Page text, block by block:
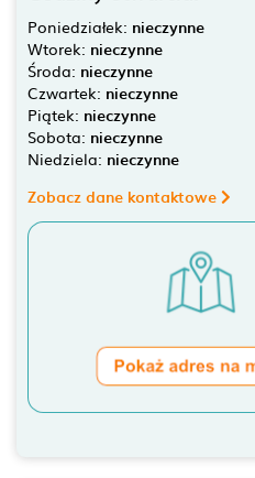
Poniedziałek: nieczynne
Wtorek: nieczynne
Środa: nieczynne
Czwartek: nieczynne
Piątek: nieczynne
Sobota: nieczynne
Niedziela: nieczynne
Zobacz dane kontaktowe